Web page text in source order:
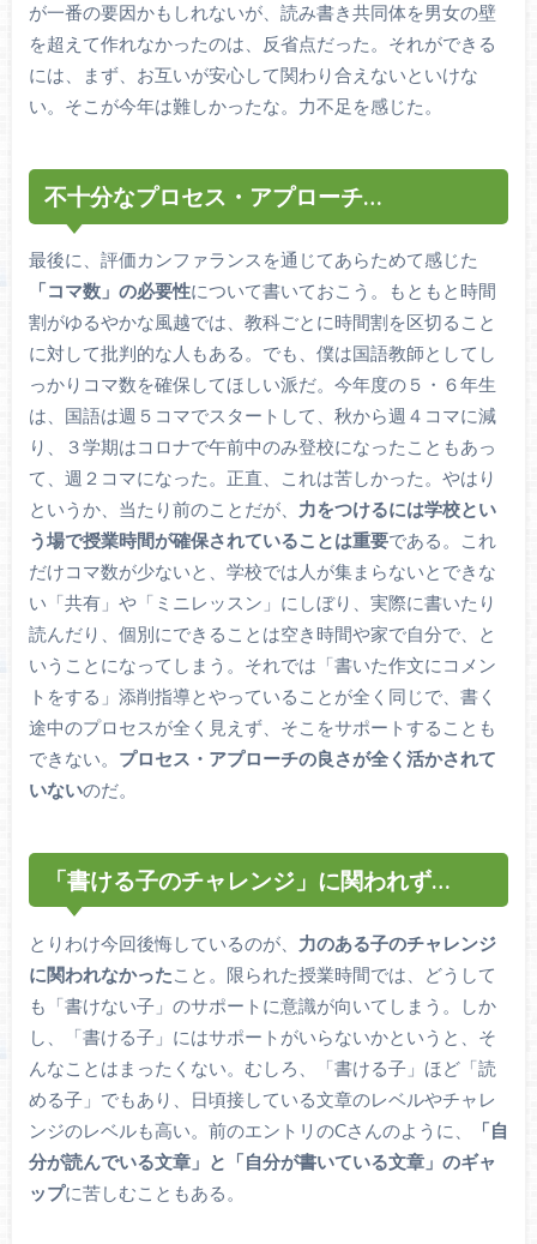
が一番の要因かもしれないが、読み書き共同体を男女の壁
を超えて作れなかったのは、反省点だった。それができる
には、まず、お互いが安心して関わり合えないといけな
い。そこが今年は難しかったな。力不足を感じた。
不十分なプロセス・アプローチ…
最後に、評価カンファランスを通じてあらためて感じた
「コマ数」の必要性について書いておこう。もともと時間
割がゆるやかな風越では、教科ごとに時間割を区切ること
に対して批判的な人もある。でも、僕は国語教師としてし
っかりコマ数を確保してほしい派だ。今年度の５・６年生
は、国語は週５コマでスタートして、秋から週４コマに減
り、３学期はコロナで午前中のみ登校になったこともあっ
て、週２コマになった。正直、これは苦しかった。やはり
というか、当たり前のことだが、 力をつけるには学校とい
う場で授業時間が確保されていることは重要である。これ
だけコマ数が少ないと、学校では人が集まらないとできな
い「共有」や「ミニレッスン」にしぼり、実際に書いたり
読んだり、個別にできることは空き時間や家で自分で、と
いうことになってしまう。それでは「書いた作文にコメン
トをする」添削指導とやっていることが全く同じで、書く
途中のプロセスが全く見えず、そこをサポートすることも
できない。 プロセス・アプローチの良さが全く活かされて
いないのだ。
「書ける子のチャレンジ」に関われず…
とりわけ今回後悔しているのが、 力のある子のチャレンジ
に関われなかったこと。限られた授業時間では、どうして
も「書けない子」のサポートに意識が向いてしまう。しか
し、「書ける子」にはサポートがいらないかというと、そ
んなことはまったくない。むしろ、「書ける子」ほど「読
める子」でもあり、日頃接している文章のレベルやチャレ
ンジのレベルも高い。前のエントリのCさんのように、
「自
分が読んでいる文章」と「自分が書いている文章」のギャ
ップに苦しむこともある。